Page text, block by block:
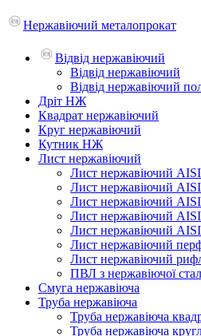
Нержавіючий металопрокат
Відвід нержавіючий
Відвід нержавіючий
Відвід нержавіючий
Дріт НЖ
Квадрат нержавіючий
Круг нержавіючий
Кутник НЖ
Лист нержавіючий
Лист нержавіючий AISI
Лист нержавіючий
Лист нержавіючий AISI
Лист нержавіючий AISI
Лист нержавіючий
Лист нержавіючий
Лист нержавіючий
ПВЛ з нержавіючої
Смуга нержавіюча
Труба нержавіюча
Труба нержавіюча
Труба нержавіюча